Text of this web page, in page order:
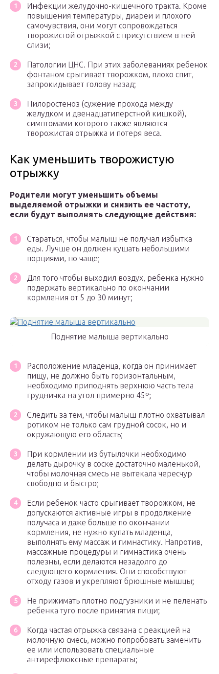
Инфекции желудочно-кишечного тракта. Кроме
повышения температуры, диареи и плохого
самочувствия, они могут сопровождаться
творожистой отрыжкой с присутствием в ней
слизи;
Патологии ЦНС. При этих заболеваниях ребенок
фонтаном срыгивает творожком, плохо спит,
запрокидывает голову назад;
Пилоростеноз (сужение прохода между
желудком и двенадцатиперстной кишкой),
симптомами которого также являются
творожистая отрыжка и потеря веса.
Как уменьшить творожистую
отрыжку
Родители могут уменьшить объемы
выделяемой отрыжки и снизить ее частоту,
если будут выполнять следующие действия:
Стараться, чтобы малыш не получал избытка
еды. Лучше он должен кушать небольшими
порциями, но чаще;
Для того чтобы выходил воздух, ребенка нужно
подержать вертикально по окончании
кормления от 5 до 30 минут;
Поднятие малыша вертикально
Расположение младенца, когда он принимает
пищу, не должно быть горизонтальным,
необходимо приподнять верхнюю часть тела
грудничка на угол примерно 45º;
Следить за тем, чтобы малыш плотно охватывал
ротиком не только сам грудной сосок, но и
окружающую его область;
При кормлении из бутылочки необходимо
делать дырочку в соске достаточно маленькой,
чтобы молочная смесь не вытекала чересчур
свободно и быстро;
Если ребенок часто срыгивает творожком, не
допускаются активные игры в продолжение
получаса и даже больше по окончании
кормления, не нужно купать младенца,
выполнять ему массаж и гимнастику. Напротив,
массажные процедуры и гимнастика очень
полезны, если делаются незадолго до
следующего кормления. Они способствуют
отходу газов и укрепляют брюшные мышцы;
Не прижимать плотно подгузники и не пеленать
ребенка туго после принятия пищи;
Когда частая отрыжка связана с реакцией на
молочную смесь, можно попробовать заменить
ее или использовать специальные
антирефлюксные препараты;